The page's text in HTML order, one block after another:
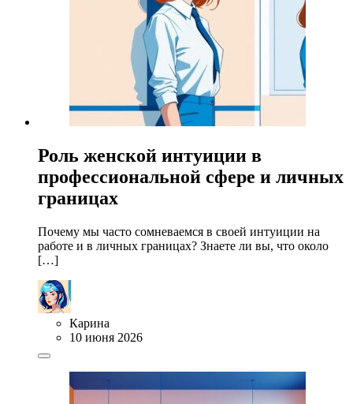
Роль женской интуиции в
профессиональной сфере и личных
границах
Почему мы часто сомневаемся в своей интуиции на
работе и в личных границах? Знаете ли вы, что около
[…]
Карина
10 июня 2026